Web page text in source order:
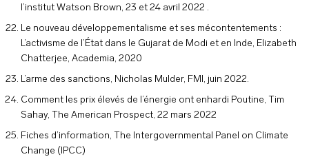
l’institut Watson Brown, 23 et 24 avril 2022 .
Le nouveau développementalisme et ses mécontentements :
L’activisme de l’État dans le Gujarat de Modi et en Inde, Elizabeth
Chatterjee, Academia, 2020
L’arme des sanctions, Nicholas Mulder, FMI, juin 2022.
Comment les prix élevés de l’énergie ont enhardi Poutine, Tim
Sahay, The American Prospect, 22 mars 2022
Fiches d’information, The Intergovernmental Panel on Climate
Change (IPCC)